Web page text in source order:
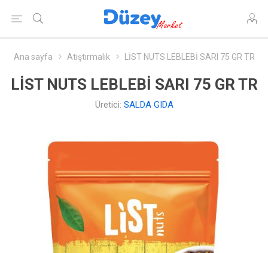
Ana sayfa Atıştırmalık LİST NUTS LEBLEBİ SARI 75 GR TR
LİST NUTS LEBLEBİ SARI 75 GR TR
Üretici: SALDA GIDA